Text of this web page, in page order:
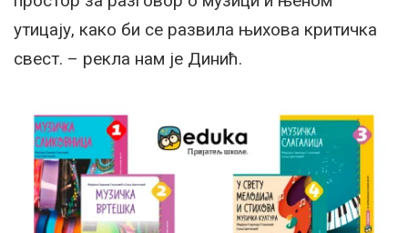
утицају, како би се развила њихова критичка
свест. – рекла нам је Динић.